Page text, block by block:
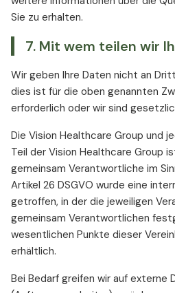
Sie zu erhalten.
7. Mit wem teilen wir
Wir geben Ihre Daten nicht an
dies ist für die oben genannten
erforderlich oder wir sind
Die Vision Healthcare Group und
Teil der Vision Healthcare Group
gemeinsam Verantwortliche im
Artikel 26 DSGVO wurde eine
getroffen, in der die jeweiligen
gemeinsam Verantwortlichen
wesentlichen Punkte dieser
erhältlich.
Bei Bedarf greifen wir auf externe